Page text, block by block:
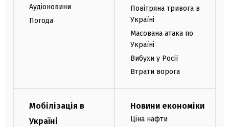
Аудіоновини
Погода
Повітряна тривога в
Україні
Масована атака по
Україні
Вибухи у Росії
Втрати ворога
Мобілізація в
Україні
Новини економіки
Ціна нафти